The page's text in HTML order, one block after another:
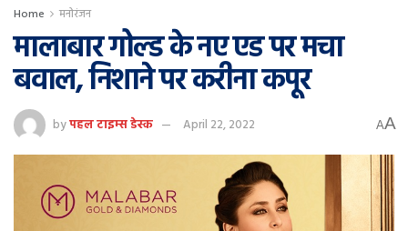
Home मनोरंजन
मालाबार गोल्ड के नए एड पर मचा
बवाल, निशाने पर करीना कपूर
byपहल टाइम्स डेस्क April 22, 2022 AA